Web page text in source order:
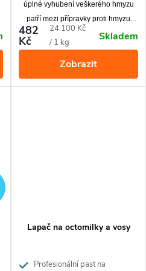
úplné vyhubení veškerého hmyzu
patří mezi přípravky proti hmyzu
působící na celou škálu hmyzích
škůdců od roztočů až po šváby.
482
Kč
Měrná
cena:
24 100 Kč
/ 1 kg
Skladem
Zobrazit
Lapač na octomilky a vosy
Profesionální past na